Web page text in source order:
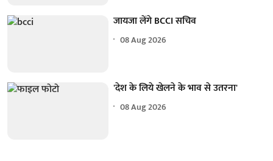
जायजा लेंगे BCCI सचिव
08 Aug 2026
'देश के लिये खेलने के भाव से उतरना'
08 Aug 2026